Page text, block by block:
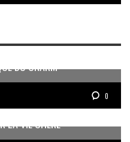
DU CNARM
0
LA VIE CHÈRE